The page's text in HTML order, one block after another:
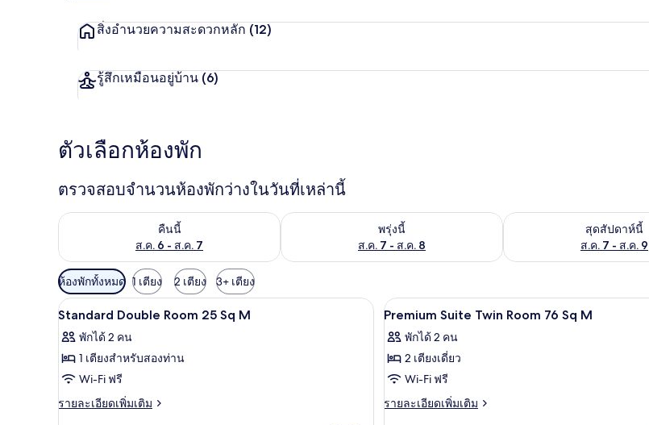
จ
า
สิ่งอำนวยความสะดวกหลัก (12)
รู้สึกเหมือนอยู่บ้าน (6)
ตัวเลือกห้องพัก
ตรวจสอบจำนวนห้องพักว่างในวันที่เหล่านี้
คืนนี้
ส.ค. 6 - ส.ค. 7
ตรวจสอบจำนวนห้องพักว่างในคืนนี้ ส.ค. 6 - ส.ค. 7
พรุ่งนี้
ส.ค. 7 - ส.ค. 8
ตรวจสอบจำนวนห้องพักว่างในพรุ่งนี้ ส.ค. 7 - ส.ค. 8
สุดสัปดาห์นี้
ส.ค. 7 - ส.ค. 9
ตรวจสอบจำนวนห้องพักว่
ตัว
กรอง
ที่
มี
ให้
สำหรับ
ห้อง
ห้องพักทั้งหมด 1 เตียง 2 เตียง 3+ เตียง
เปิด
ภาพถ่าย
ทั้งหมด
ของ
Standard
1 ห้องนอน, เครื่องนอนระดับพรีเมียม, ผ้านวมขนเป็ด, ตู้นิรภัยในห้องพัก
1
Standard Double Room 25 Sq M
พักได้ 2 คน
1 เตียงสำหรับสองท่าน
Wi-Fi ฟรี
รายละเอียดเพิ่มเติม
ราย
เปิด
ภาพถ่าย
ทั้งหมด
ของ
Premium
1
Premium Suite Twin Room 76 Sq M
พักได้ 2 คน
2 เตียงเดี่ยว
Wi-Fi ฟรี
รายละเอียดเพิ่มเติม
ราย